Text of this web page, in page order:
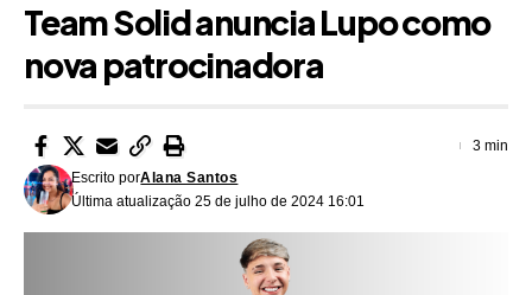
Team Solid anuncia Lupo como
nova patrocinadora
Última atualização 25 de julho de 2024 16:01
Escrito porAlana Santos
3 min